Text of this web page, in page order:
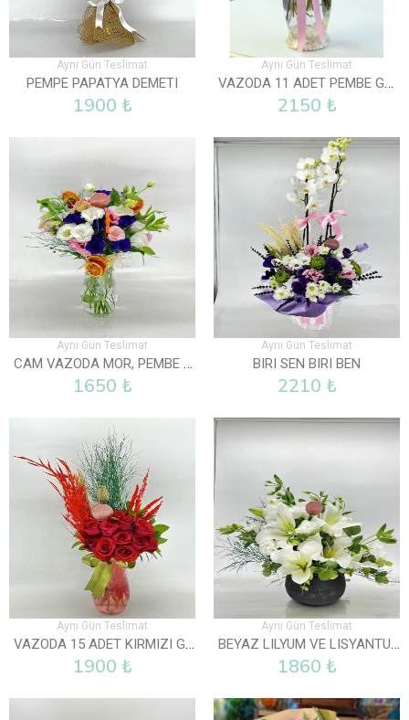
Aynı Gün Teslimat
PEMPE PAPATYA DEMETI
1900 ₺
Aynı Gün Teslimat
VAZODA 11 ADET PEMBE GÜL
2150 ₺
Aynı Gün Teslimat
CAM VAZODA MOR, PEMBE VE BEYAZ LISYANTUS
1650 ₺
Aynı Gün Teslimat
BIRI SEN BIRI BEN
2210 ₺
Aynı Gün Teslimat
VAZODA 15 ADET KIRMIZI GÜL
1900 ₺
Aynı Gün Teslimat
BEYAZ LILYUM VE LISYANTUS ARAJMANI
1860 ₺